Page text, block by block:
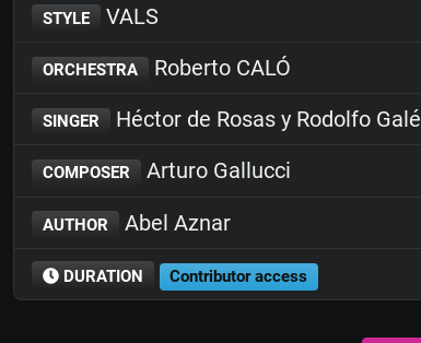
STYLE VALS
ORCHESTRA Roberto CALÓ
SINGER Héctor de Rosas y Rodolfo Galé
COMPOSER Arturo Gallucci
AUTHOR Abel Aznar
DURATION Contributor access